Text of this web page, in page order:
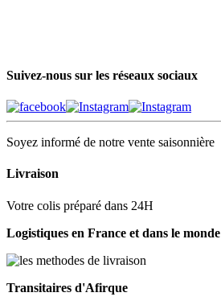
Suivez-nous sur les réseaux sociaux
Soyez informé de notre vente saisonnière
Livraison
Votre colis préparé dans 24H
Logistiques en France et dans le monde
Transitaires d'Afirque